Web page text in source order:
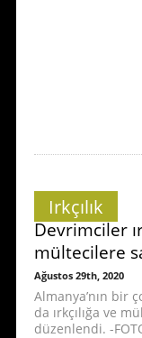
Irkçılık
Devrimciler
mültecilere
Ağustos 29th, 2020
Almanya’nın bir
da ırkçılığa ve
düzenlendi. -